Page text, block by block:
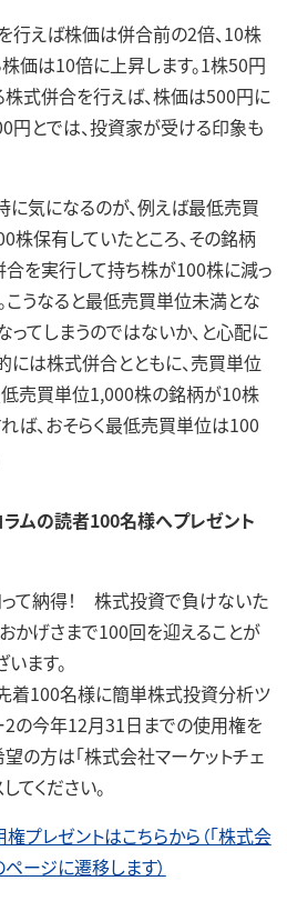
行えば株価は併合前の2倍、10株
価は10倍に上昇します。1株50円
式併合を行えば、株価は500円に
円とでは、投資家が受ける印象も
気になるのが、例えば最低売買
保有していたところ、その銘柄
を実行して持ち株が100株に減っ
こうなると最低売買単位未満とな
ってしまうのではないか、と心配に
には株式併合とともに、売買単位
低売買単位1,000株の銘柄が10株
ば、おそらく最低売買単位は100
ムの読者100名様へプレゼント
て納得！ 株式投資で負けないた
かげさまで100回を迎えることが
ます。
着100名様に簡単株式投資分析ツ
2の今年12月31日までの使用権を
望の方は「株式会社マーケットチェ
てください。
プレゼントはこちらから（「株式会
ージに遷移します）